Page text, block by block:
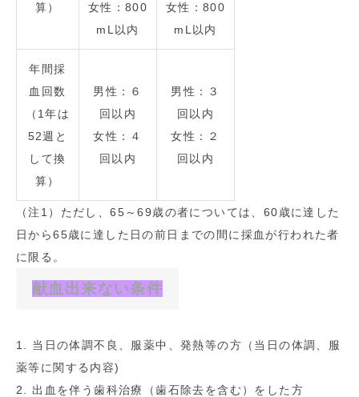
算）
女性：800
mL以内
女性：800
mL以内
年間採
血回数
（1年は
52週と
して換
算）
男性：６
回以内
女性：４
回以内
男性：３
回以内
女性：２
回以内
（注1）ただし、65～69歳の者については、60歳に達した
日から65歳に達した日の前日までの間に採血が行われた者
に限る。
献血出来ない条件
1. 当日の体調不良、服薬中、発熱等の方（当日の体調、服
薬等に関する内容)
2. 出血を伴う歯科治療（歯石除去を含む）をした方